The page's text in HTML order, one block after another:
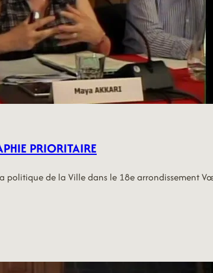
PRIORITAIRE
de la Ville dans le 18e arrondissement